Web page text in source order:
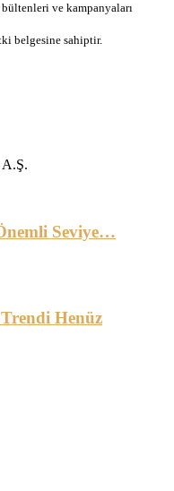
ve kampanyaları
belgesine sahiptir.
Seviye…
Henüz